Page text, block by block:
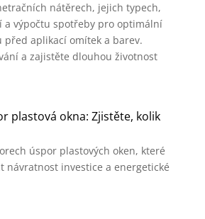
nátěrech, jejich typech,
a výpočtu spotřeby pro optimální
aplikací omítek a barev.
a zajistěte dlouhou životnost
plastová okna: Zjistěte, kolik
úspor plastových oken, které
návratnost investice a energetické